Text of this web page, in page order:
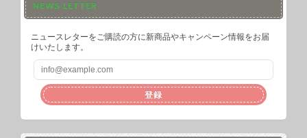
NEWS LETTER
ニュースレターをご購読の方に新商品やキャンペーン情報をお届
けいたします。
登録